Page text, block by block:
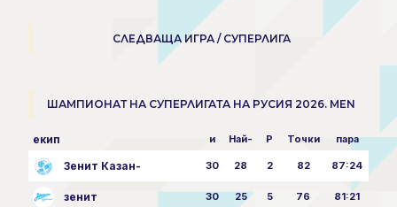
СЛЕДВАЩА ИГРА / СУПЕРЛИГА
ШАМПИОНАТ НА СУПЕРЛИГАТА НА РУСИЯ 2026. MEN
екип и Най- P Точки пара
Зенит Казан- 30 28 2 82 87:24
зенит 30 25 5 76 81:21